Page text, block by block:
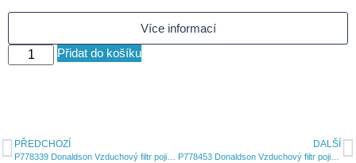
Více informací
Přidat do košíku
PŘEDCHOZÍ DALŠÍ
P778453 Donaldson Vzduchový filtr pojistná vložka RadialSeal